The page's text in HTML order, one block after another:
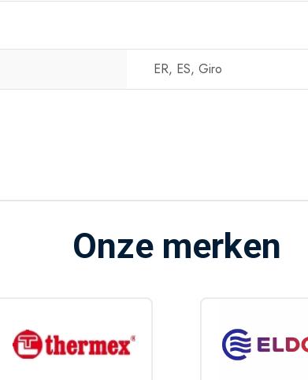
ER, ES, Giro
Onze merken